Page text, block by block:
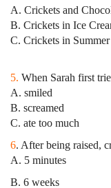
A. Crickets and
B. Crickets in Ice
C. Crickets in
5. When Sarah first
A. smiled
B. screamed
C. ate too much
6. After being raised,
A. 5 minutes
B. 6 weeks